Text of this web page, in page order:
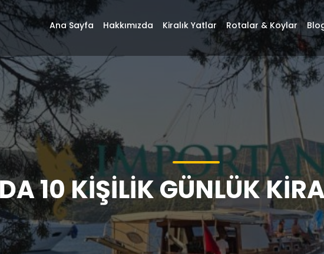
10 KIŞILIK GÜNLÜK
Ana Sayfa Hakkımızda Kiralık Yatlar Rotalar & Koylar